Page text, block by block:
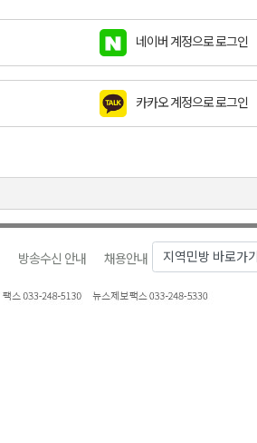
네이버 계정으로 로그인
카카오 계정으로 로그인
방송수신 안내 채용안내